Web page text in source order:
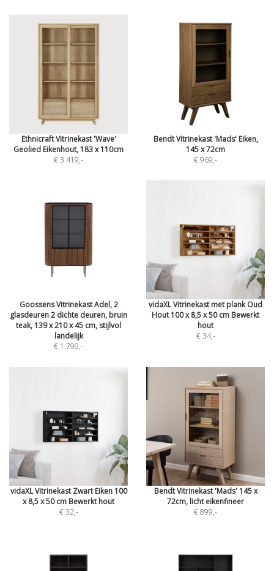
Ethnicraft Vitrinekast 'Wave'
Geolied Eikenhout, 183 x 110cm
€ 3.419,-
Bendt Vitrinekast 'Mads' Eiken,
145 x 72cm
€ 969,-
Goossens Vitrinekast Adel, 2
glasdeuren 2 dichte deuren, bruin
teak, 139 x 210 x 45 cm, stijlvol
landelijk
€ 1.799,-
vidaXL Vitrinekast met plank Oud
Hout 100 x 8,5 x 50 cm Bewerkt
hout
€ 34,-
vidaXL Vitrinekast Zwart Eiken 100
x 8,5 x 50 cm Bewerkt hout
€ 32,-
Bendt Vitrinekast 'Mads' 145 x
72cm, licht eikenfineer
€ 899,-